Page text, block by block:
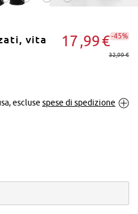
ingrandire
vita
17 99€-45%
32,99 €
escluse spese di spedizione